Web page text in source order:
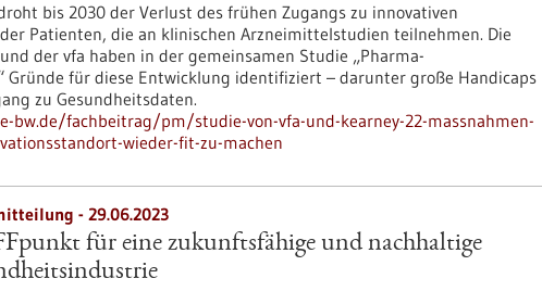
bis 2030 der Verlust des frühen Zugangs zu innovativen
Patienten, die an klinischen Arzneimittelstudien teilnehmen. Die
der vfa haben in der gemeinsamen Studie „Pharma-
Gründe für diese Entwicklung identifiziert – darunter große Handicaps
zu Gesundheitsdaten.
fachbeitrag/pm/studie-von-vfa-und-kearney-22-massnahmen-
wieder-fit-zu-machen
- 29.06.2023
für eine zukunftsfähige und nachhaltige